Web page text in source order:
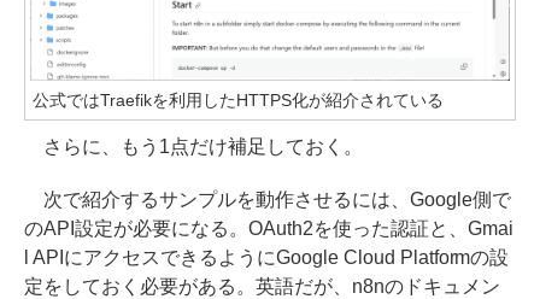
公式ではTraefikを利用したHTTPS化が紹介されている
さらに、もう1点だけ補足しておく。
次で紹介するサンプルを動作させるには、Google側で
のAPI設定が必要になる。OAuth2を使った認証と、Gmai
l APIにアクセスできるようにGoogle Cloud Platformの設
定をしておく必要がある。英語だが、n8nのドキュメン